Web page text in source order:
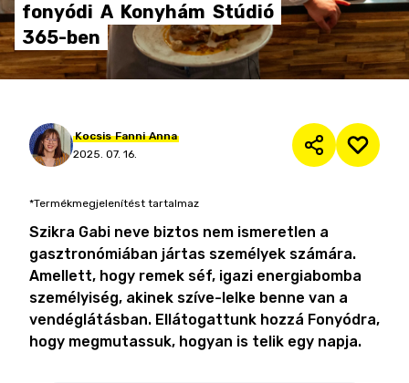
fonyódi A Konyhám Stúdió
365-ben
Kocsis Fanni Anna
2025. 07. 16.
*Termékmegjelenítést tartalmaz
Szikra Gabi neve biztos nem ismeretlen a
gasztronómiában jártas személyek számára.
Amellett, hogy remek séf, igazi energiabomba
személyiség, akinek szíve-lelke benne van a
vendéglátásban. Ellátogattunk hozzá Fonyódra,
hogy megmutassuk, hogyan is telik egy napja.